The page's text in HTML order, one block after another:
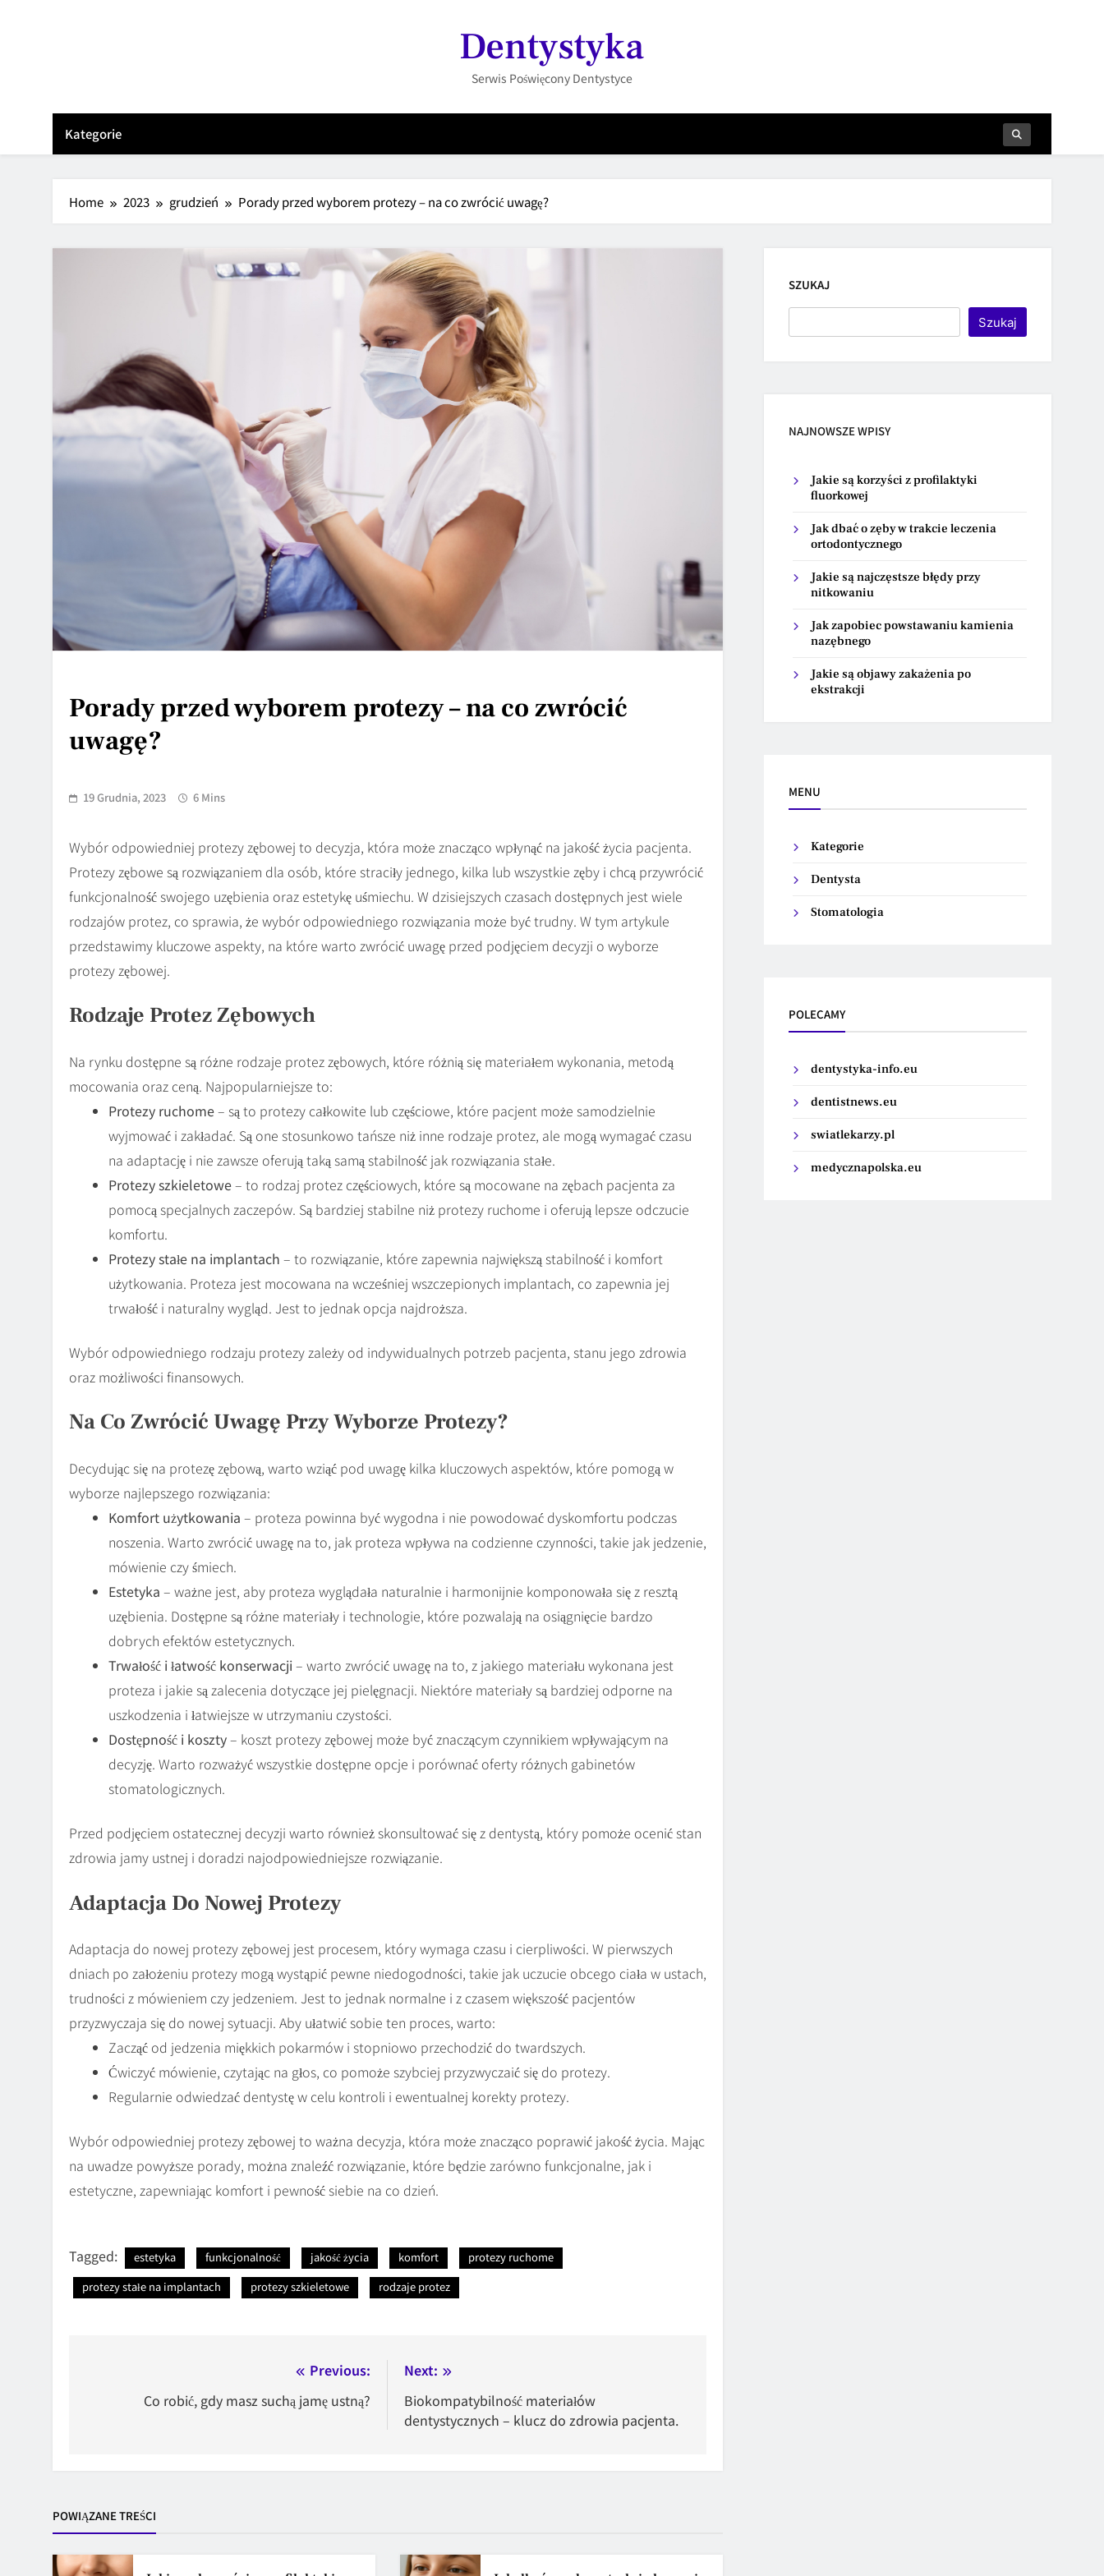
Dentystyka
Serwis Poświęcony Dentystyce
Kategorie
Home 2023 grudzień Porady przed wyborem protezy – na co zwrócić uwagę?
Porady przed wyborem protezy – na co zwrócić
uwagę?
19 Grudnia, 2023 6 Mins
Wybór odpowiedniej protezy zębowej to decyzja, która może znacząco wpłynąć na jakość życia pacjenta.
Protezy zębowe są rozwiązaniem dla osób, które straciły jednego, kilka lub wszystkie zęby i chcą przywrócić
funkcjonalność swojego uzębienia oraz estetykę uśmiechu. W dzisiejszych czasach dostępnych jest wiele
rodzajów protez, co sprawia, że wybór odpowiedniego rozwiązania może być trudny. W tym artykule
przedstawimy kluczowe aspekty, na które warto zwrócić uwagę przed podjęciem decyzji o wyborze
protezy zębowej.
Rodzaje Protez Zębowych
Na rynku dostępne są różne rodzaje protez zębowych, które różnią się materiałem wykonania, metodą
mocowania oraz ceną. Najpopularniejsze to:
Protezy ruchome– są to protezy całkowite lub częściowe, które pacjent może samodzielnie
wyjmować i zakładać. Są one stosunkowo tańsze niż inne rodzaje protez, ale mogą wymagać czasu
na adaptację i nie zawsze oferują taką samą stabilność jak rozwiązania stałe.
Protezy szkieletowe– to rodzaj protez częściowych, które są mocowane na zębach pacjenta za
pomocą specjalnych zaczepów. Są bardziej stabilne niż protezy ruchome i oferują lepsze odczucie
komfortu.
Protezy stałe na implantach – to rozwiązanie, które zapewnia największą stabilność i komfort
użytkowania. Proteza jest mocowana na wcześniej wszczepionych implantach, co zapewnia jej
trwałość i naturalny wygląd. Jest to jednak opcja najdroższa.
Wybór odpowiedniego rodzaju protezy zależy od indywidualnych potrzeb pacjenta, stanu jego zdrowia
oraz możliwości finansowych.
Na Co Zwrócić Uwagę Przy Wyborze Protezy?
Decydując się na protezę zębową, warto wziąć pod uwagę kilka kluczowych aspektów, które pomogą w
wyborze najlepszego rozwiązania:
Komfort użytkowania – proteza powinna być wygodna i nie powodować dyskomfortu podczas
noszenia. Warto zwrócić uwagę na to, jak proteza wpływa na codzienne czynności, takie jak jedzenie,
mówienie czy śmiech.
Estetyka – ważne jest, aby proteza wyglądała naturalnie i harmonijnie komponowała się z resztą
uzębienia. Dostępne są różne materiały i technologie, które pozwalają na osiągnięcie bardzo
dobrych efektów estetycznych.
Trwałość i łatwość konserwacji– warto zwrócić uwagę na to, z jakiego materiału wykonana jest
proteza i jakie są zalecenia dotyczące jej pielęgnacji. Niektóre materiały są bardziej odporne na
uszkodzenia i łatwiejsze w utrzymaniu czystości.
Dostępność i koszty– koszt protezy zębowej może być znaczącym czynnikiem wpływającym na
decyzję. Warto rozważyć wszystkie dostępne opcje i porównać oferty różnych gabinetów
stomatologicznych.
Przed podjęciem ostatecznej decyzji warto również skonsultować się z dentystą, który pomoże ocenić stan
zdrowia jamy ustnej i doradzi najodpowiedniejsze rozwiązanie.
Adaptacja Do Nowej Protezy
Adaptacja do nowej protezy zębowej jest procesem, który wymaga czasu i cierpliwości. W pierwszych
dniach po założeniu protezy mogą wystąpić pewne niedogodności, takie jak uczucie obcego ciała w ustach,
trudności z mówieniem czy jedzeniem. Jest to jednak normalne i z czasem większość pacjentów
przyzwyczaja się do nowej sytuacji. Aby ułatwić sobie ten proces, warto:
Zacząć od jedzenia miękkich pokarmów i stopniowo przechodzić do twardszych.
Ćwiczyć mówienie, czytając na głos, co pomoże szybciej przyzwyczaić się do protezy.
Regularnie odwiedzać dentystę w celu kontroli i ewentualnej korekty protezy.
Wybór odpowiedniej protezy zębowej to ważna decyzja, która może znacząco poprawić jakość życia. Mając
na uwadze powyższe porady, można znaleźć rozwiązanie, które będzie zarówno funkcjonalne, jak i
estetyczne, zapewniając komfort i pewność siebie na co dzień.
Tagged: estetyka funkcjonalność jakość życia komfort
protezy ruchome
protezy stałe na implantach
protezy szkieletowe rodzaje protez
Previous:
Co robić, gdy masz suchą jamę ustną?
Next:
Biokompatybilność materiałów
dentystycznych – klucz do zdrowia pacjenta.
POWIĄZANE TREŚCI
SZUKAJ
Szukaj
NAJNOWSZE WPISY
Jakie są korzyści z profilaktyki
fluorkowej
Jak dbać o zęby w trakcie leczenia
ortodontycznego
Jakie są najczęstsze błędy przy
nitkowaniu
Jak zapobiec powstawaniu kamienia
nazębnego
Jakie są objawy zakażenia po
ekstrakcji
MENU
Kategorie
Dentysta
Stomatologia
POLECAMY
dentystyka-info.eu
dentistnews.eu
swiatlekarzy.pl
medycznapolska.eu